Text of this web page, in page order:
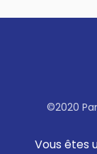
©2020
Vous êtes